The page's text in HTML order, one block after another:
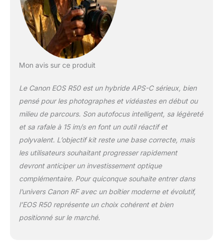
photos nettes et
détaillées avec un
flou d'arrière-plan
attrayant ainsi que
des données du
LEARNING -
L'appareil photo
hybride offre un
support optimal pour
les tâches créatives.
L'algorithme
d'apprentissage en
profondeur détecte
les personnes, les
animaux et les
Mon avis sur ce produit
Le Canon EOS R50 est un hybride APS-C sérieux, bien
pensé pour les photographes et vidéastes en début ou
milieu de parcours. Son autofocus intelligent, sa légèreté
et sa rafale à 15 im/s en font un outil réactif et
polyvalent. L’objectif kit reste une base correcte, mais
les utilisateurs souhaitant progresser rapidement
devront anticiper un investissement optique
complémentaire. Pour quiconque souhaite entrer dans
l’univers Canon RF avec un boîtier moderne et évolutif,
l’EOS R50 représente un choix cohérent et bien
positionné sur le marché.